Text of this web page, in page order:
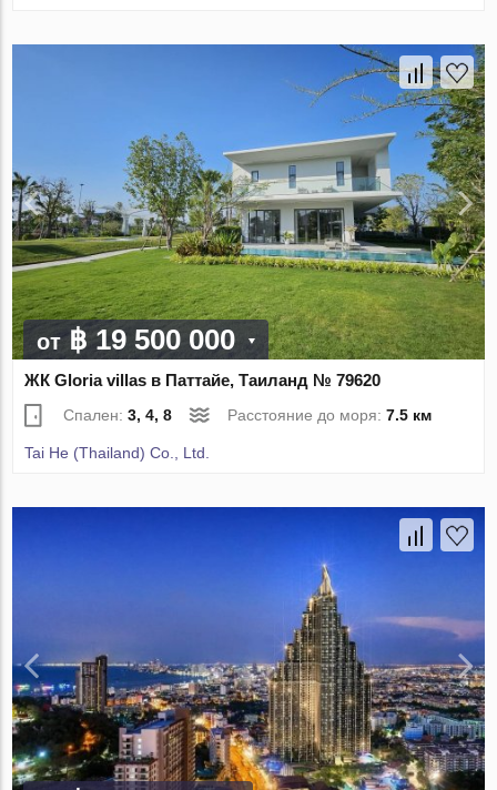
от฿ 19 500 000
ЖК Gloria villas в Паттайе, Таиланд № 79620
Спален:3, 4, 8 Расстояние до моря:7.5 км
Tai He (Thailand) Co., Ltd.